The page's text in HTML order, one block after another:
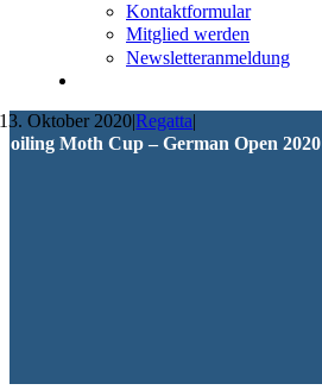
Kontaktformular
Mitglied werden
Newsletteranmeldung
13. Oktober 2020|Regatta|
Foiling Moth Cup – German Open 2020